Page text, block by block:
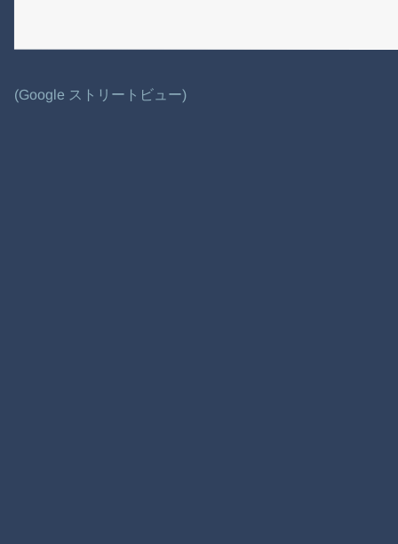
(Google ストリートビュー)